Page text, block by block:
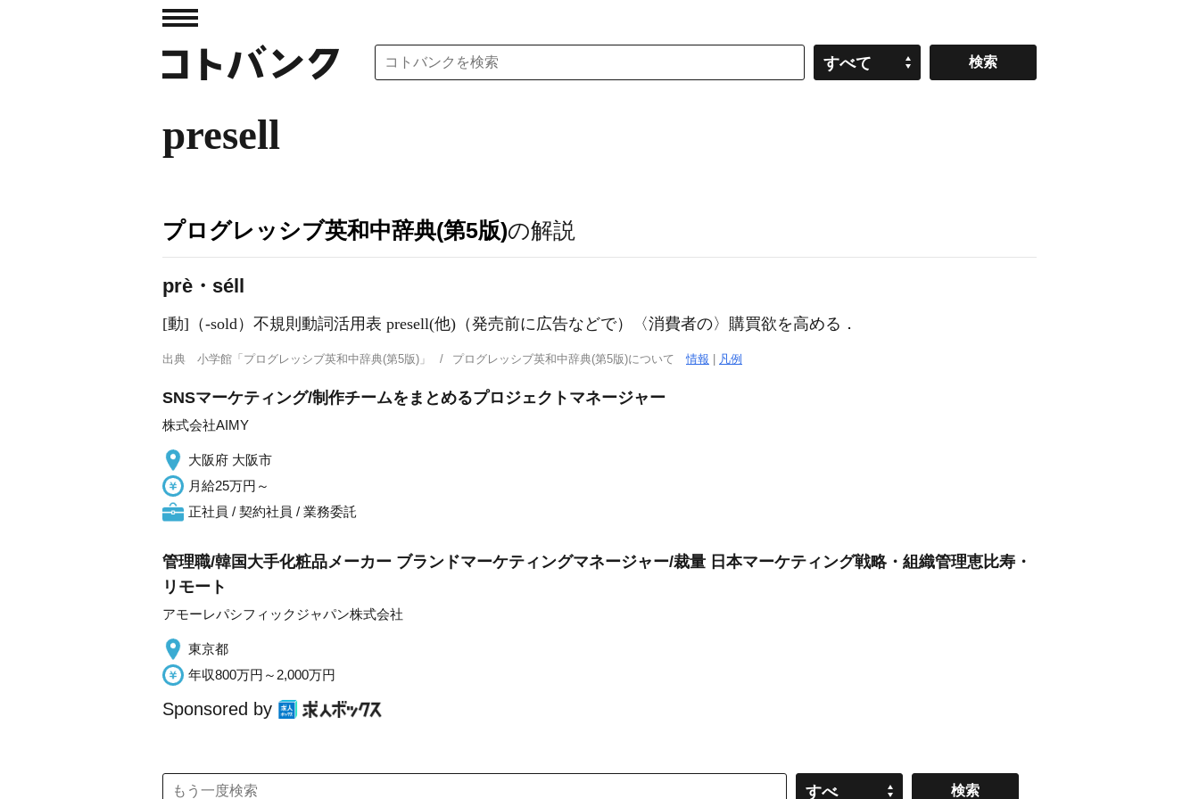
すべて
presell
プログレッシブ英和中辞典(第5版)の解説
prè・séll
[動] （-sold） 不規則動詞活用表 presell(他) （発売前に広告などで）〈消費者の〉購買欲を高める ．
出典 小学館「プログレッシブ英和中辞典(第5版)」 プログレッシブ英和中辞典(第5版)について情報 凡例
SNSマーケティング/制作チームをまとめるプロジェクトマネージャー
株式会社AIMY
大阪府 大阪市
月給25万円～
正社員 / 契約社員 / 業務委託
管理職/韓国大手化粧品メーカー ブランドマーケティングマネージャー/裁量 日本マーケティング戦略・組織管理恵比寿・
リモート
アモーレパシフィックジャパン株式会社
東京都
年収800万円～2,000万円
Sponsored by
すべ